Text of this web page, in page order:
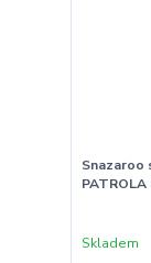
Snazaroo
Skladem